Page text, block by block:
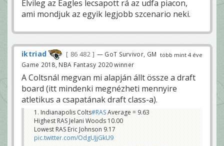
Elvileg az Eagles lecsapott rá az udfa piacon,
ami mondjuk az egyik legjobb szcenario neki.
több mint 4 éve
iktriad 86 482
— GoT Survivor, GM
Game 2018, NBA Fantasy 2020 winner
A Coltsnál megvan mi alapján állt össze a draft
board (itt mindenki megnézheti mennyire
atletikus a csapatának draft class-a).
1. Indianapolis Colts#RASAverage = 9.63
Highest RAS Jelani Woods 10.00
Lowest RAS Eric Johnson 9.17
pic.twitter.com/OdgUJjGkU9